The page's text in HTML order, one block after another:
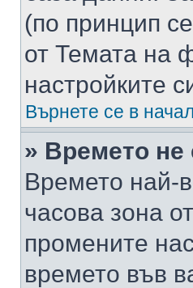
(по принцип
от Темата на
настройките
Върнете се в
» Времето не
Времето най-
часова зона
промените
времето във